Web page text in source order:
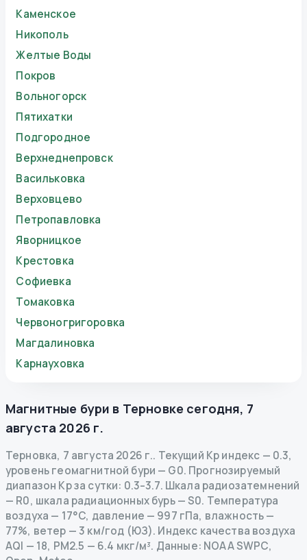
Каменское
Никополь
Желтые Воды
Покров
Вольногорск
Пятихатки
Подгородное
Верхнеднепровск
Васильковка
Верховцево
Петропавловка
Яворницкое
Крестовка
Софиевка
Томаковка
Червоногригоровка
Магдалиновка
Карнауховка
Магнитные бури в Терновке сегодня, 7
августа 2026 г.
Терновка, 7 августа 2026 г.. Текущий Kp индекс — 0.3,
уровень геомагнитной бури — G0. Прогнозируемый
диапазон Kp за сутки: 0.3–3.7. Шкала радиозатемнений
— R0, шкала радиационных бурь— S0. Температура
воздуха — 17°C, давление — 997 гПа, влажность —
77%, ветер — 3 км/год (ЮЗ). Индекс качества воздуха
AQI — 18, PM2.5 — 6.4 мкг/м³. Данные: NOAA SWPC,